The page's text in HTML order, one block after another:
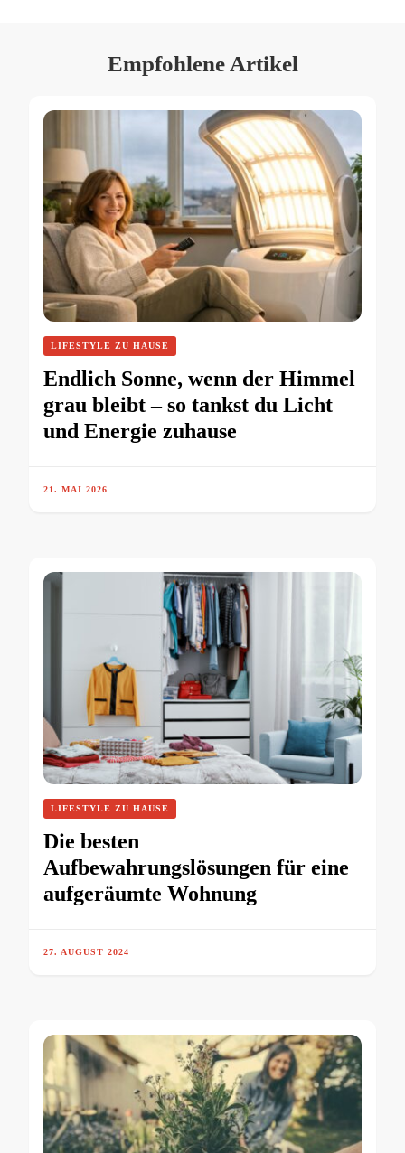
Empfohlene Artikel
LIFESTYLE ZU HAUSE
Endlich Sonne, wenn der Himmel
grau bleibt – so tankst du Licht
und Energie zuhause
21. MAI 2026
LIFESTYLE ZU HAUSE
Die besten
Aufbewahrungslösungen für eine
aufgeräumte Wohnung
27. AUGUST 2024